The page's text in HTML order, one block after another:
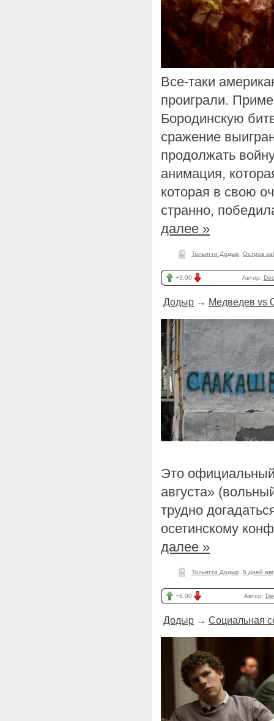
Все-таки
проиграли.
Бородинскую
сражение
продолжать
анимация,
которая в свою
странно,
далее »
Тольятти Додыр Остров
+3.00 Автор:
Додыр → Медведев vs
Это
августа»
трудно
осетинскому
далее »
Тольятти Додыр 5 дней
+6.00 Автор:
Додыр → Социальная